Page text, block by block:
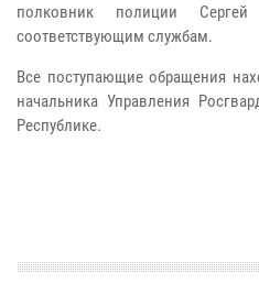
полковник полиции
соответствующим службам.
Все поступающие обращения
начальника Управления
Республике.